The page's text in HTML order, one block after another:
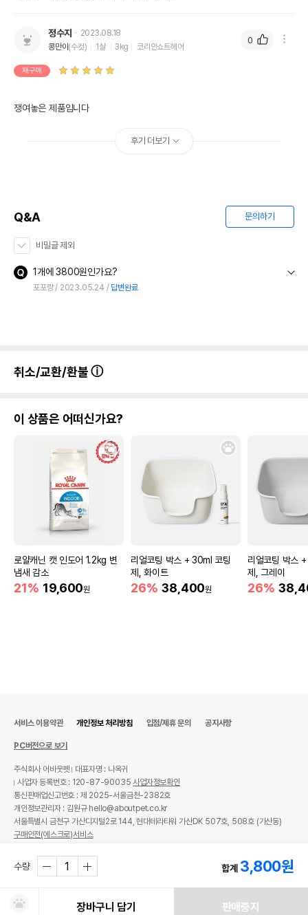
받았음을 확인할수 있는
AS책임자와 전화번호
또는 소비자상담 관련
전화번호
어바웃펫//1644-9601
유통기한
유통기한이 최소 2026.12.04이거나 그
유통기한을 따릅니다.
정수지
2023.08.18
콩만이 (수컷) 1살 3kg 코리안쇼트헤어
재구매
쟁여놓은 제품입니다
0
후기 더보기
Q&A 문의하기
비밀글 제외
1개에 3800원인가요?
포포랑 2023.05.24 답변완료
취소/교환/환불
이 상품은 어떠신가요?
로얄캐닌 캣 인도어 1.2kg 변
냄새 감소
21% 19,600원
리얼코팅 박스 + 30ml 코팅
제, 화이트
26% 38,400원
리얼코팅 박스
제, 그레이
26%
수량 합계 3,800원
장바구니 담기 판매중지
서비스 이용약관 개인정보 처리방침 입점/제휴 문의 공지사항
PC버전으로 보기
주식회사 어바웃펫
대표자명 : 나옥귀
사업자 등록번호 : 120-87-90035사업자정보확인
통신판매업신고번호 : 제 2025-서울금천-2382호
개인정보관리자 : 김원규 hello@aboutpet.co.kr
서울특별시 금천구 가산디지털2로 144, 현대테라타워 가산DK 507호, 508호 (가산동)
구매안전(에스크로)서비스